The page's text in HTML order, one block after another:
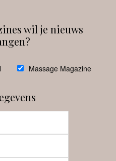
wil je nieuws
Massage Magazine